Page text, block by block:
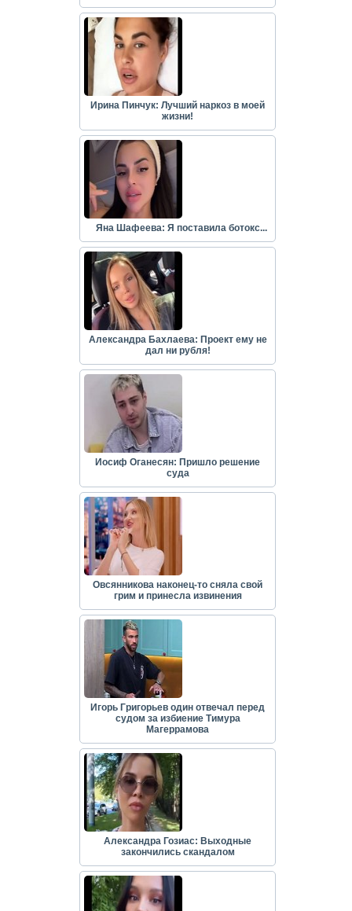
Ирина Пинчук: Лучший наркоз в моей
жизни!
Яна Шафеева: Я поставила ботокс...
Александра Бахлаева: Проект ему не
дал ни рубля!
Иосиф Оганесян: Пришло решение
суда
Овсянникова наконец-то сняла свой
грим и принесла извинения
Игорь Григорьев один отвечал перед
судом за избиение Тимура
Магеррамова
Александра Гозиас: Выходные
закончились скандалом